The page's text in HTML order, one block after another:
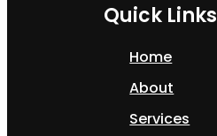
Quick Links
Home
About
Services